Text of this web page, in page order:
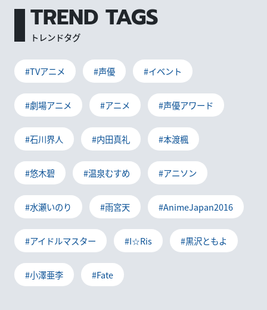
TREND TAGS
トレンドタグ
#TVアニメ #声優 #イベント
#劇場アニメ #アニメ #声優アワード
#石川界人 #内田真礼 #本渡楓
#悠木碧 #温泉むすめ #アニソン
#水瀬いのり #雨宮天 #AnimeJapan2016
#アイドルマスター #I☆Ris #黒沢ともよ
#小澤亜李 #Fate